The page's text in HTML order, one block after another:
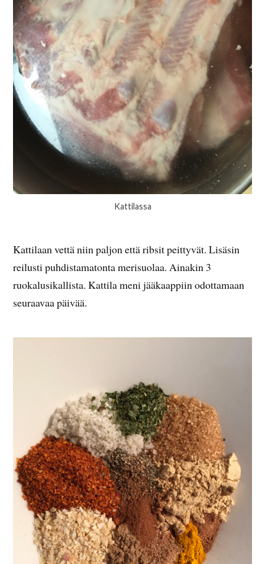
Kattilassa
Kattilaan vettä niin paljon että ribsit peittyvät. Lisäsin
reilusti puhdistamatonta merisuolaa. Ainakin 3
ruokalusikallista. Kattila meni jääkaappiin odottamaan
seuraavaa päivää.